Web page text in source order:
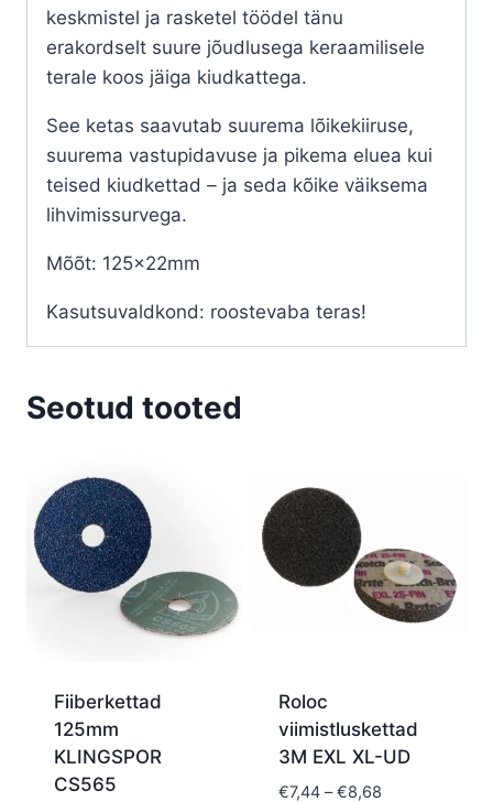
keskmistel ja rasketel töödel tänu
erakordselt suure jõudlusega keraamilisele
terale koos jäiga kiudkattega.
See ketas saavutab suurema lõikekiiruse,
suurema vastupidavuse ja pikema eluea kui
teised kiudkettad – ja seda kõike väiksema
lihvimissurvega.
Mõõt: 125x22mm
Kasutsuvaldkond: roostevaba teras!
Seotud tooted
Fiiberkettad
125mm
KLINGSPOR
CS565
Roloc
viimistluskettad
3M EXL XL-UD
€7,44 – €8,68Price